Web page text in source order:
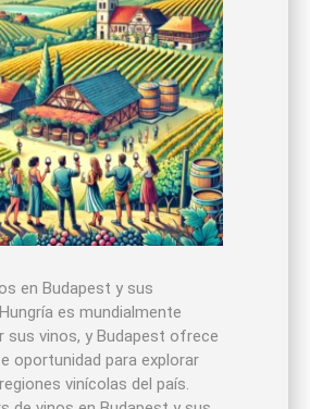
en Budapest y sus
es mundialmente
sus vinos, y Budapest ofrece
oportunidad para explorar
vinícolas del país.